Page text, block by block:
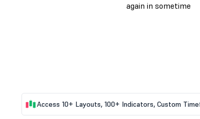
Access 10+ Layouts, 100+ Indicators, Custom